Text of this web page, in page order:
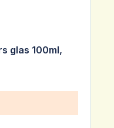
5 van 5 sterren
glas 100ml,